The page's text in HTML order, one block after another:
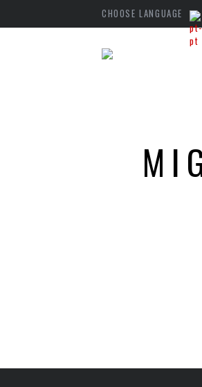
CHOOSE LANGUAGE